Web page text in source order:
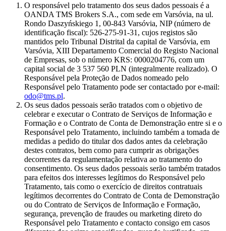
O responsável pelo tratamento dos seus dados pessoais é a
OANDA TMS Brokers S.A., com sede em Varsóvia, na ul.
Rondo Daszyńskiego 1, 00-843 Varsóvia, NIP (número de
identificação fiscal): 526-275-91-31, cujos registos são
mantidos pelo Tribunal Distrital da capital de Varsóvia, em
Varsóvia, XIII Departamento Comercial do Registo Nacional
de Empresas, sob o número KRS: 0000204776, com um
capital social de 3 537 560 PLN (integralmente realizado). O
Responsável pela Proteção de Dados nomeado pelo
Responsável pelo Tratamento pode ser contactado por e-mail:
odo@tms.pl.
Os seus dados pessoais serão tratados com o objetivo de
celebrar e executar o Contrato de Serviços de Informação e
Formação e o Contrato de Conta de Demonstração entre si e o
Responsável pelo Tratamento, incluindo também a tomada de
medidas a pedido do titular dos dados antes da celebração
destes contratos, bem como para cumprir as obrigações
decorrentes da regulamentação relativa ao tratamento do
consentimento. Os seus dados pessoais serão também tratados
para efeitos dos interesses legítimos do Responsável pelo
Tratamento, tais como o exercício de direitos contratuais
legítimos decorrentes do Contrato de Conta de Demonstração
ou do Contrato de Serviços de Informação e Formação,
segurança, prevenção de fraudes ou marketing direto do
Responsável pelo Tratamento e contacto consigo em casos